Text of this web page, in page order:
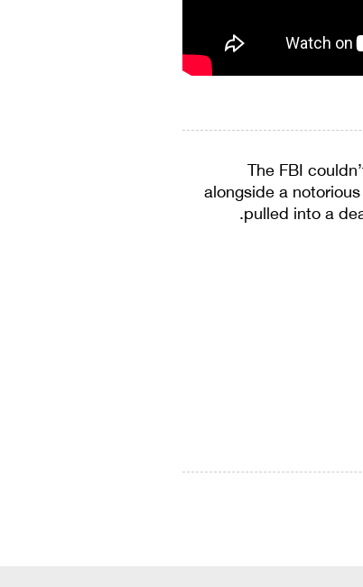
The FBI
alongside a
pulled into a